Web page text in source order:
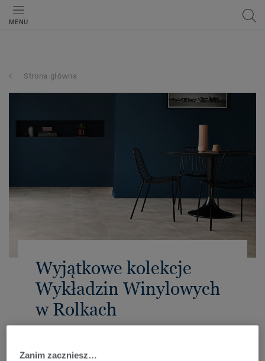
MENU
Strona główna
Wyjątkowe kolekcje
Wykładzin Winylowych
w Rolkach
Zanim zaczniesz…